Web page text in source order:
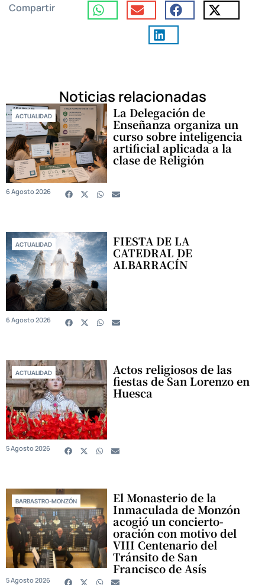
Compartir
Noticias relacionadas
ACTUALIDAD La Delegación de
Enseñanza organiza un
curso sobre inteligencia
artificial aplicada a la
clase de Religión
6 Agosto 2026
ACTUALIDAD FIESTA DE LA
CATEDRAL DE
ALBARRACÍN
6 Agosto 2026
ACTUALIDAD Actos religiosos de las
fiestas de San Lorenzo en
Huesca
5 Agosto 2026
BARBASTRO-MONZÓN El Monasterio de la
Inmaculada de Monzón
acogió un concierto-
oración con motivo del
VIII Centenario del
Tránsito de San
Francisco de Asís
5 Agosto 2026